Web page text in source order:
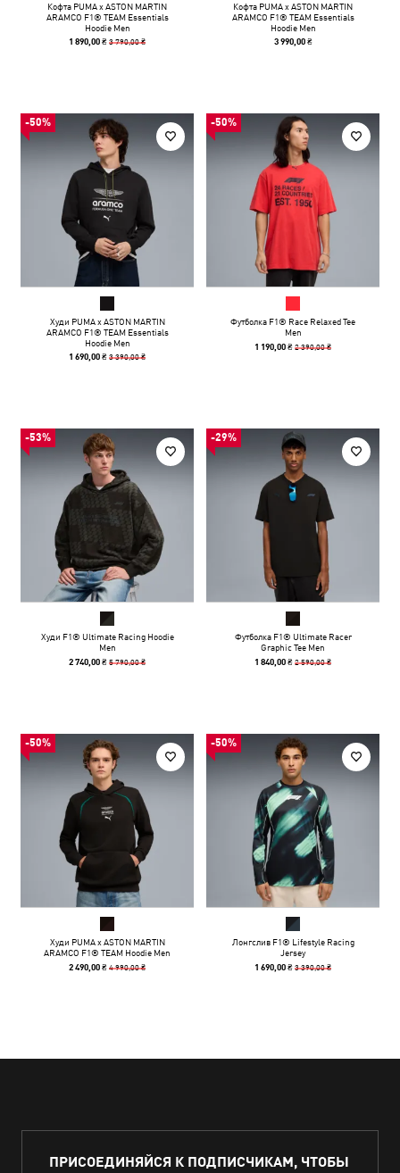
Кофта PUMA x ASTON MARTIN
ARAMCO F1® TEAM Essentials
Hoodie Men
1 890,00 ₴3 790,00 ₴
Кофта PUMA x ASTON MARTIN
ARAMCO F1® TEAM Essentials
Hoodie Men
3 990,00 ₴
-50%
Худи PUMA x ASTON MARTIN
ARAMCO F1® TEAM Essentials
Hoodie Men
1 690,00 ₴3 390,00 ₴
-50%
Футболка F1® Race Relaxed Tee
Men
1 190,00 ₴2 390,00 ₴
-53%
Худи F1® Ultimate Racing Hoodie
Men
2 740,00 ₴5 790,00 ₴
-29%
Футболка F1® Ultimate Racer
Graphic Tee Men
1 840,00 ₴2 590,00 ₴
-50%
Худи PUMA x ASTON MARTIN
ARAMCO F1® TEAM Hoodie Men
2 490,00 ₴4 990,00 ₴
-50%
Лонгслив F1® Lifestyle Racing
Jersey
1 690,00 ₴3 390,00 ₴
ПРИСОЕДИНЯЙСЯ К ПОДПИСЧИКАМ, ЧТОБЫ